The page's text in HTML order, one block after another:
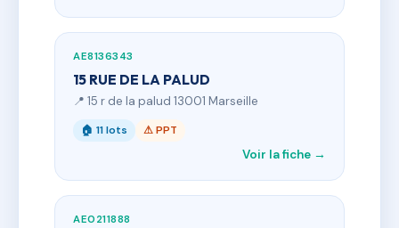
AE8136343
15 RUE DE LA PALUD
📍 15 r de la palud 13001 Marseille
🏠 11 lots ⚠ PPT
Voir la fiche →
AE0211888